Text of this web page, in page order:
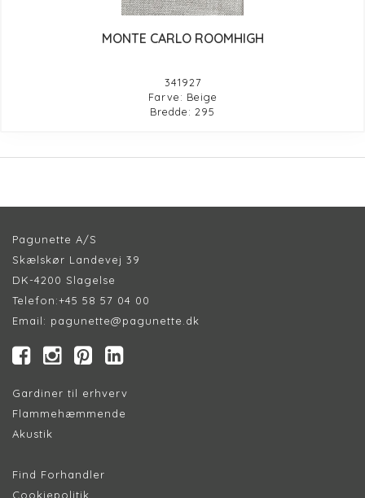
MONTE CARLO ROOMHIGH
341927
Farve: Beige
Bredde: 295
Pagunette A/S
Skælskør Landevej 39
DK-4200 Slagelse
Telefon:+45 58 57 04 00
Email: pagunette@pagunette.dk
Gardiner til erhverv
Flammehæmmende
Akustik
Find Forhandler
Cookiepolitik